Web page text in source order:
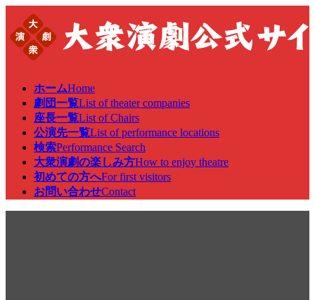
テ
ゲ
ホームHome
劇団一覧List of theater companies
座長一覧List of Chairs
公演先一覧List of performance locations
検索Performance Search
大衆演劇の楽しみ方How to enjoy theatre
初めての方へFor first visitors
お問い合わせContact